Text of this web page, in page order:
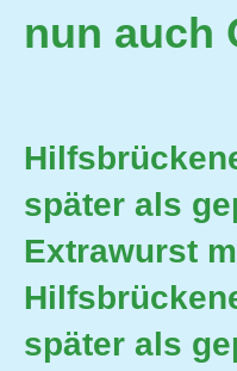
nun auch
später als
Extrawurst
später als